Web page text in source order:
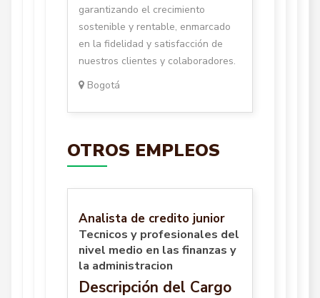
garantizando el crecimiento
sostenible y rentable, enmarcado
en la fidelidad y satisfacción de
nuestros clientes y colaboradores.
Bogotá
OTROS EMPLEOS
Analista de credito junior
Tecnicos y profesionales del
nivel medio en las finanzas y
la administracion
Descripción del Cargo